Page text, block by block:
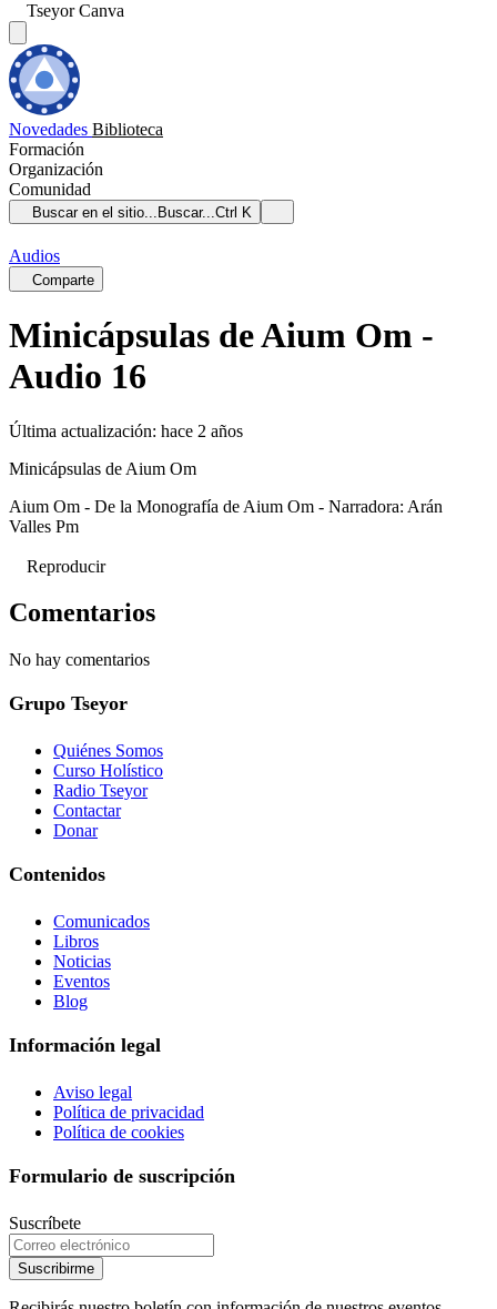
Tseyor Canva
Novedades Biblioteca
Formación
Organización
Comunidad
Buscar en el sitio... Buscar...Ctrl K
Audios
Comparte
Minicápsulas de Aium Om -
Audio 16
Última actualización: hace 2 años
Minicápsulas de Aium Om
Aium Om - De la Monografía de Aium Om - Narradora: Arán
Valles Pm
Reproducir
Comentarios
No hay comentarios
Grupo Tseyor
Quiénes Somos
Curso Holístico
Radio Tseyor
Contactar
Donar
Contenidos
Comunicados
Libros
Noticias
Eventos
Blog
Información legal
Aviso legal
Política de privacidad
Política de cookies
Formulario de suscripción
Suscríbete
Suscribirme